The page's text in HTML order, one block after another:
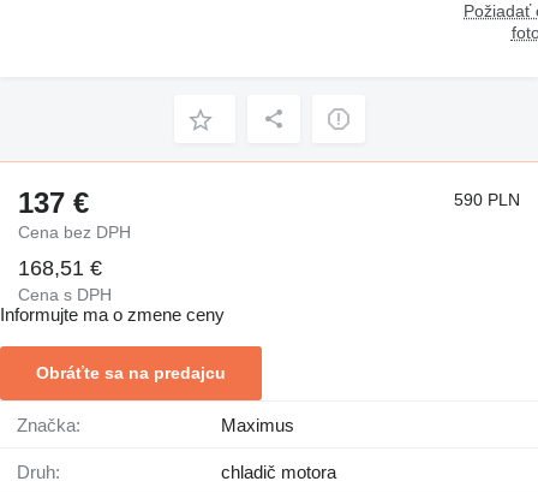
Požiadať
137 €
Cena bez DPH
590 PLN
168,51 €
Cena s DPH
Informujte ma o zmene ceny
Obráťte sa na predajcu
Značka: Maximus
Druh: chladič motora